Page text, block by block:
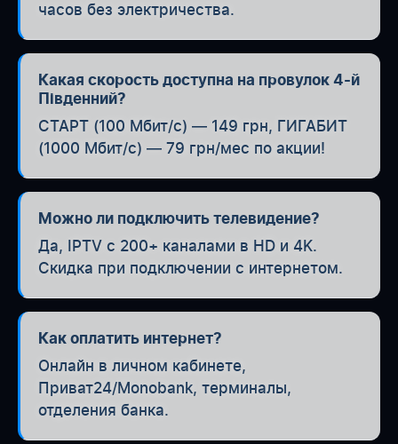
часов без электричества.
Какая скорость доступна на провулок 4-й
Південний?
СТАРТ (100 Мбит/с) — 149 грн, ГИГАБИТ
(1000 Мбит/с) — 79 грн/мес по акции!
Можно ли подключить телевидение?
Да, IPTV с 200+ каналами в HD и 4K.
Скидка при подключении с интернетом.
Как оплатить интернет?
Онлайн в личном кабинете,
Приват24/Monobank, терминалы,
отделения банка.